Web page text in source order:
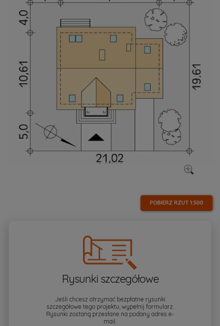
POBIERZ RZUT 1:500
Rysunki szczegółowe
Jeśli chcesz otrzymać bezpłatne rysunki
szczegółowe tego projektu, wypełnij formularz.
Rysunki zostaną przesłane na podany adres e-
mail.